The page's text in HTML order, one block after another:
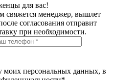
для вас!
свяжется менеджер, вышлет
согласования отправит
при необходимости.
моих персональных данных, в